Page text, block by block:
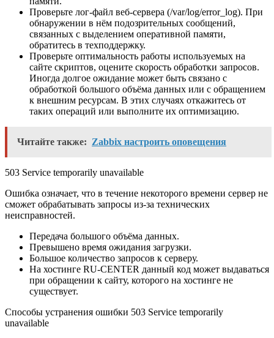
Проверьте лог-файл веб-сервера (/var/log/error_log). При
обнаружении в нём подозрительных сообщений,
связанных с выделением оперативной памяти,
обратитесь в техподдержку.
Проверьте оптимальность работы используемых на
сайте скриптов, оцените скорость обработки запросов.
Иногда долгое ожидание может быть связано с
обработкой большого объёма данных или с обращением
к внешним ресурсам. В этих случаях откажитесь от
таких операций или выполните их оптимизацию.
Читайте также: Zabbix настроить оповещения
503 Service temporarily unavailable
Ошибка означает, что в течение некоторого времени сервер не
сможет обрабатывать запросы из-за технических
неисправностей.
Передача большого объёма данных.
Превышено время ожидания загрузки.
Большое количество запросов к серверу.
На хостинге RU-CENTER данный код может выдаваться
при обращении к сайту, которого на хостинге не
существует.
Способы устранения ошибки 503 Service temporarily
unavailable